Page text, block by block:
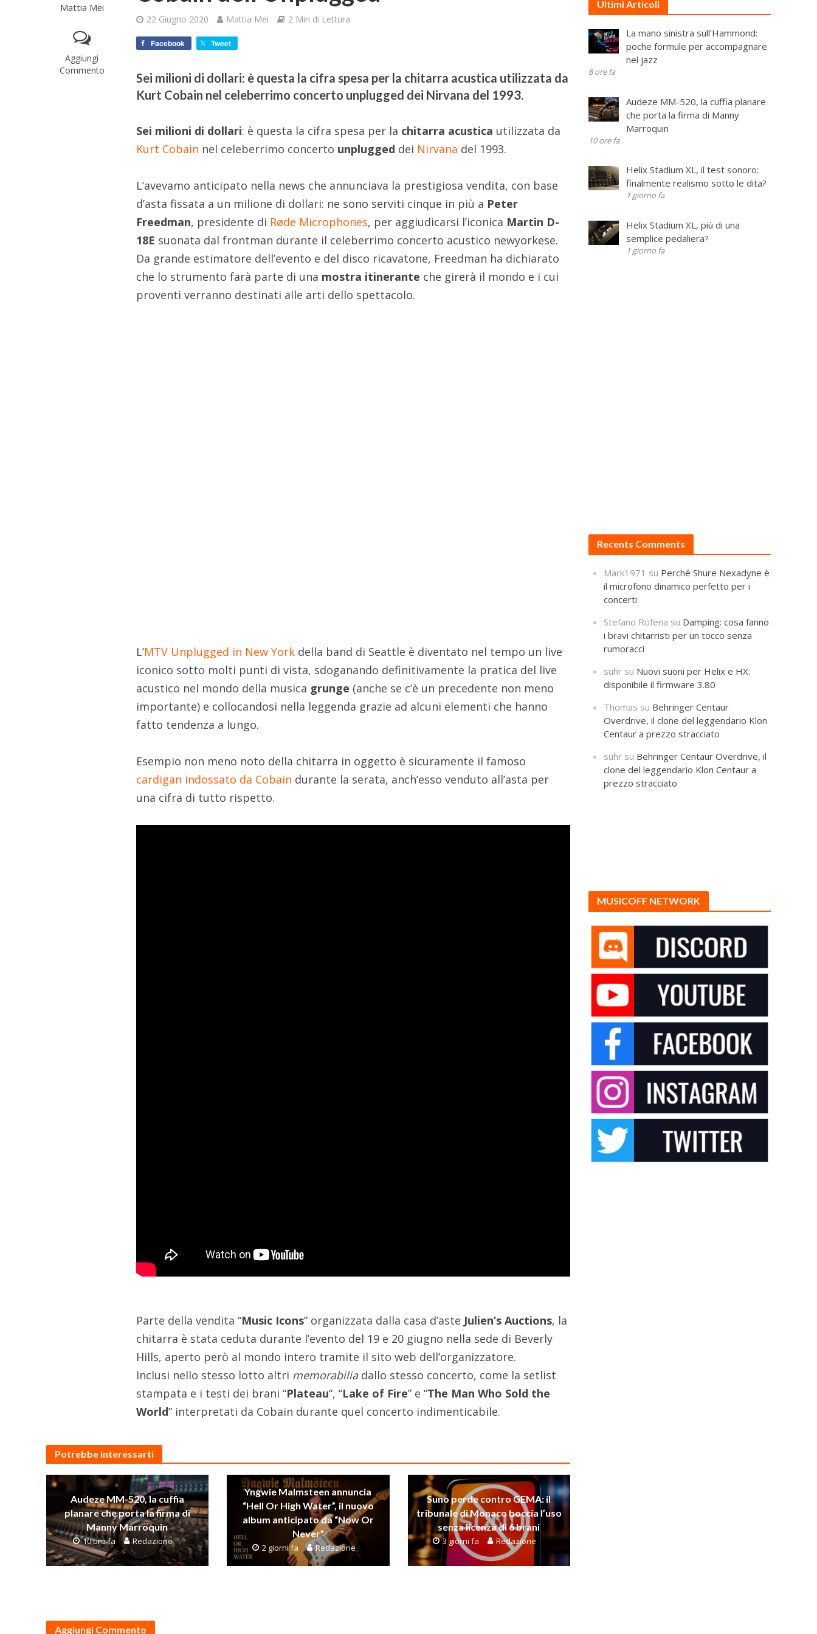
Mattia Mei
Aggiungi
Commento
22 Giugno 2020 Mattia Mei 2 Min di Lettura
Facebook Tweet
Sei milioni di dollari: è questa la cifra spesa per la chitarra acustica utilizzata da
Kurt Cobain nel celeberrimo concerto unplugged dei Nirvana del 1993.
Sei milioni di dollari: è questa la cifra spesa per la chitarra acustica utilizzata da
Kurt Cobain nel celeberrimo concerto unplugged dei Nirvana del 1993.
L’avevamo anticipato nella news che annunciava la prestigiosa vendita, con base
d’asta fissata a un milione di dollari: ne sono serviti cinque in più a Peter
Freedman, presidente di Røde Microphones, per aggiudicarsi l’iconica Martin D-
18E suonata dal frontman durante il celeberrimo concerto acustico newyorkese.
Da grande estimatore dell’evento e del disco ricavatone, Freedman ha dichiarato
che lo strumento farà parte di una mostra itinerante che girerà il mondo e i cui
proventi verranno destinati alle arti dello spettacolo.
L’MTV Unplugged in New York della band di Seattle è diventato nel tempo un live
iconico sotto molti punti di vista, sdoganando definitivamente la pratica del live
acustico nel mondo della musica grunge (anche se c’è un precedente non meno
importante) e collocandosi nella leggenda grazie ad alcuni elementi che hanno
fatto tendenza a lungo.
Esempio non meno noto della chitarra in oggetto è sicuramente il famoso
cardigan indossato da Cobain durante la serata, anch’esso venduto all’asta per
una cifra di tutto rispetto.
Parte della vendita “Music Icons” organizzata dalla casa d’aste Julien’s Auctions, la
chitarra è stata ceduta durante l’evento del 19 e 20 giugno nella sede di Beverly
Hills, aperto però al mondo intero tramite il sito web dell’organizzatore.
Inclusi nello stesso lotto altri memorabiliadallo stesso concerto, come la setlist
stampata e i testi dei brani “Plateau“, “Lake of Fire” e “The Man Who Sold the
World” interpretati da Cobain durante quel concerto indimenticabile.
Potrebbe Interessarti
Audeze MM-520, la cuffia
planare che porta la firma di
Manny Marroquin
10 ore fa Redazione
Yngwie Malmsteen annuncia
“Hell Or High Water”, il nuovo
album anticipato da “Now Or
Never”
2 giorni fa Redazione
Suno perde contro GEMA: il
tribunale di Monaco boccia l’uso
senza licenza di 6 brani
3 giorni fa Redazione
Aggiungi Commento
Ultimi Articoli
La mano sinistra sull’Hammond:
poche formule per accompagnare
nel jazz
8 ore fa
Audeze MM-520, la cuffia planare
che porta la firma di Manny
Marroquin
10 ore fa
Helix Stadium XL, il test sonoro:
finalmente realismo sotto le dita?
1 giorno fa
Helix Stadium XL, più di una
semplice pedaliera?
1 giorno fa
Recents Comments
Mark1971 su Perché Shure Nexadyne è
il microfono dinamico perfetto per i
concerti
Stefano Rofena su Damping: cosa fanno
i bravi chitarristi per un tocco senza
rumoracci
suhr su Nuovi suoni per Helix e HX:
disponibile il firmware 3.80
Thomas su Behringer Centaur
Overdrive, il clone del leggendario Klon
Centaur a prezzo stracciato
suhr su Behringer Centaur Overdrive, il
clone del leggendario Klon Centaur a
prezzo stracciato
MUSICOFF NETWORK